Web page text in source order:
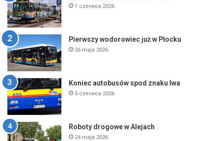
1 czerwca 2026
Pierwszy wodorowiec już w Płocku
26 maja 2026
Koniec autobusów spod znaku lwa
5 czerwca 2026
Roboty drogowe w Alejach
24 maja 2026